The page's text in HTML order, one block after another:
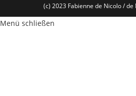
(c) 2023 Fabienne de Nicolo /
Menü schließen